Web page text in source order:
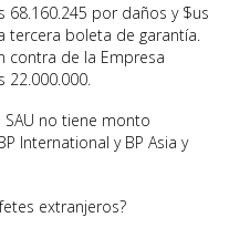
68.160.245 por daños y $us
tercera boleta de garantía.
contra de la Empresa
22.000.000.
SAU no tiene monto
International y BP Asia y
extranjeros?